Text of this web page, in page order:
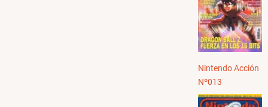
Nintendo Acción
Nº013